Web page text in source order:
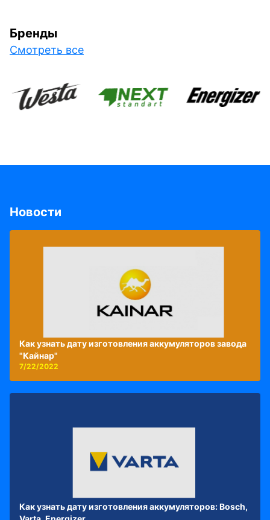
Бренды
Смотреть все
Новости
Как узнать дату изготовления аккумуляторов завода
"Кайнар"
7/22/2022
Как узнать дату изготовления аккумуляторов: Bosch,